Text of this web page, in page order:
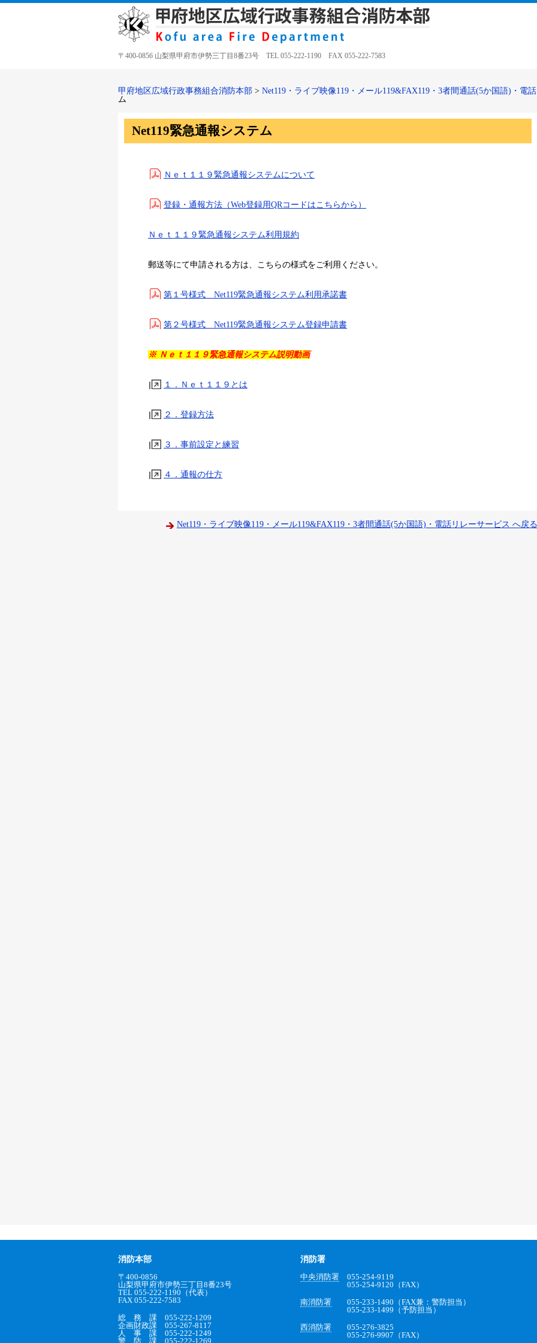
〒400-0856 山梨県甲府市伊勢三丁目8番23号 TEL 055-222-1190 FAX 055-222-7583
甲府地区広域行政事務組合消防本部 > Net119・ライブ映像119・メール119&FAX119・3者間通話(5か国語)・電
ム
Net119緊急通報システム
Ｎｅｔ１１９緊急通報システムについて
登録・通報方法（Web登録用QRコードはこちらから）
Ｎｅｔ１１９緊急通報システム利用規約
郵送等にて申請される方は、こちらの様式をご利用ください。
第１号様式 Net119緊急通報システム利用承諾書
第２号様式 Net119緊急通報システム登録申請書
※ Ｎｅｔ１１９緊急通報システム説明動画
１．Ｎｅｔ１１９とは
２．登録方法
３．事前設定と練習
４．通報の仕方
Net119・ライブ映像119・メール119&FAX119・3者間通話(5か国語)・電話リレーサービス へ戻る
消防本部
〒400-0856
山梨県甲府市伊勢三丁目8番23号
TEL 055-222-1190（代表）
FAX 055-222-7583
総 務 課 055-222-1209
企画財政課 055-267-8117
人 事 課 055-222-1249
警 防 課 055-222-1269
消防署
中央消防署 055-254-9119
055-254-9120（FAX）
南消防署 055-233-1490（FAX兼：警防担当）
055-233-1499（予防担当）
西消防署 055-276-3825
055-276-9907（FAX）